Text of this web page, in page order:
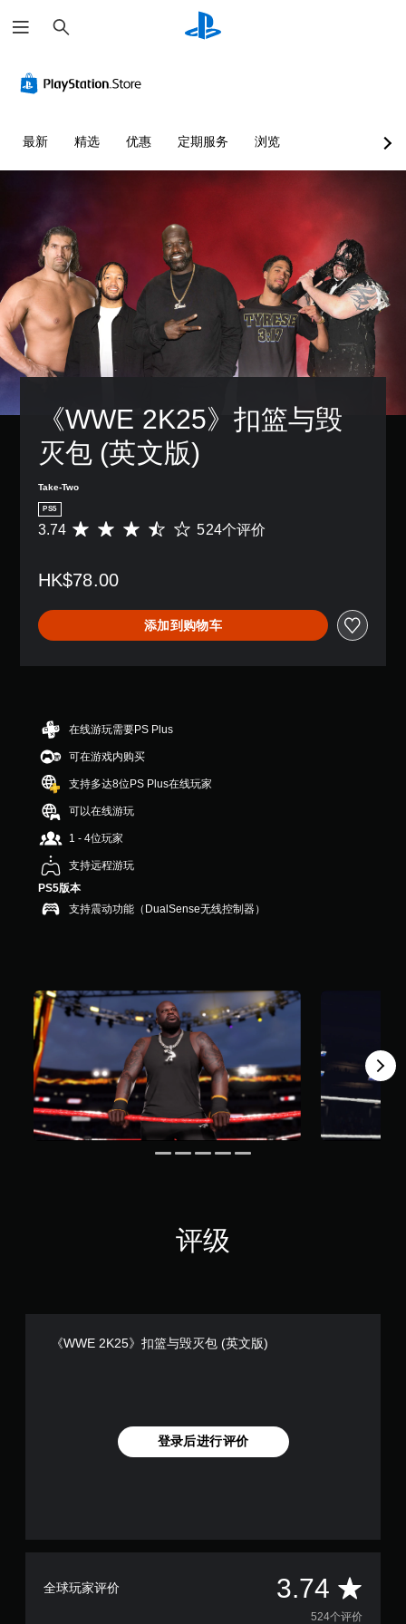
索
最新 精选 优惠 定期服务 浏览
《WWE 2K25》扣篮与毁
灭包 (英文版)
Take-Two
PS5
平
价
.
7
分
颗
星
，
5
4
个
评
价
）
3.74 524个评价
HK$78.00
添加到购物车
在线游玩需要PS Plus
可在游戏内购买
支持多达8位PS Plus在线玩家
可以在线游玩
1 - 4位玩家
支持远程游玩
PS5版本
支持震动功能（DualSense无线控制器）
评级
《WWE 2K25》扣篮与毁灭包 (英文版)
登录后进行评价
全球玩家评价 3.74 平
524个评价